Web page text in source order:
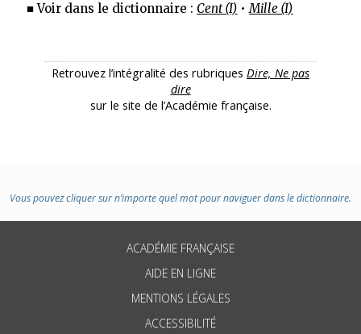
■ Voir dans le dictionnaire : Cent (I) •Mille (I)
Retrouvez l’intégralité des rubriques Dire, Ne pas
dire
sur le site de l’Académie française.
Vous pouvez cliquer sur n’importe quel mot pour naviguer dans le dictionnaire.
ACADÉMIE FRANÇAISE
AIDE EN LIGNE
MENTIONS LÉGALES
ACCESSIBILITÉ